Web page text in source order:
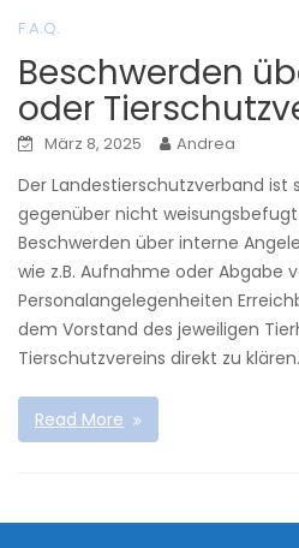
F.A.Q.
Beschwerden
oder
März 8, 2025 Andrea
Der Landestierschutzverband ist
gegenüber nicht
Beschwerden über interne
wie z.B. Aufnahme oder Abgabe
Personalangelegenheiten
dem Vorstand des jeweiligen
Tierschutzvereins direkt zu
Read More